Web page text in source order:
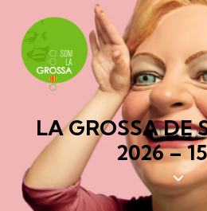
LA GROSSADE
2026 –